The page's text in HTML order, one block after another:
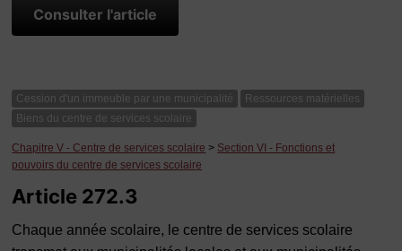
Consulter l'article
Cession d'un immeuble par une municipalité
Ressources matérielles
Biens du centre de services scolaire
Chapitre V - Centre de services scolaire > Section VI - Fonctions et
pouvoirs du centre de services scolaire
Article 272.3
Chaque année scolaire, le centre de services scolaire